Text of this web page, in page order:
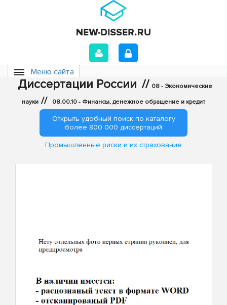
Меню сайта
Диссертации России // 08 - Экономические
науки // 08.00.10 - Финансы, денежное обращение и кредит
Открыть удобный поиск по каталогу
более 800 000 диссертаций
Промышленные риски и их страхование